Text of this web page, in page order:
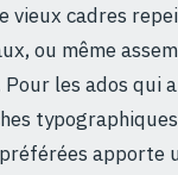
vieux cadres
ou même
Pour les ados qui
apporte